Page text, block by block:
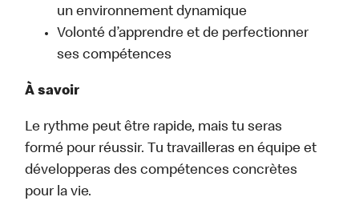
un environnement dynamique
Volonté d’apprendre et de perfectionner
ses compétences
À savoir
Le rythme peut être rapide, mais tu seras
formé pour réussir. Tu travailleras en équipe et
développeras des compétences concrètes
pour la vie.